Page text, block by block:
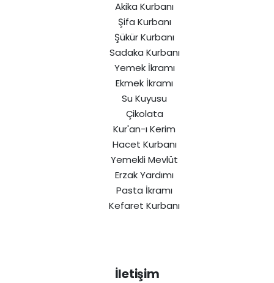
Akika Kurbanı
Şifa Kurbanı
Şükür Kurbanı
Sadaka Kurbanı
Yemek İkramı
Ekmek İkramı
Su Kuyusu
Çikolata
Kur'an-ı Kerim
Hacet Kurbanı
Yemekli Mevlüt
Erzak Yardımı
Pasta İkramı
Kefaret Kurbanı
İletişim